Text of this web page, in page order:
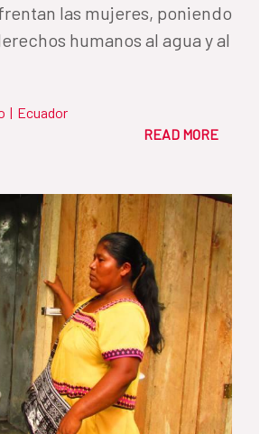
las mujeres, poniendo
humanos al agua y al
| Ecuador
READ MORE